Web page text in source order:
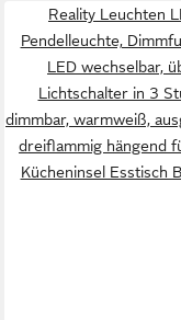
Reality Leuchten
Pendelleuchte,
LED wechselbar,
Lichtschalter in 3
dimmbar, warmweiß,
dreiflammig hängend
Kücheninsel Esstisch